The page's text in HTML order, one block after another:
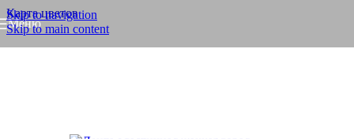
Карта цветов
Skip to navigation
Skip to main content
Меню